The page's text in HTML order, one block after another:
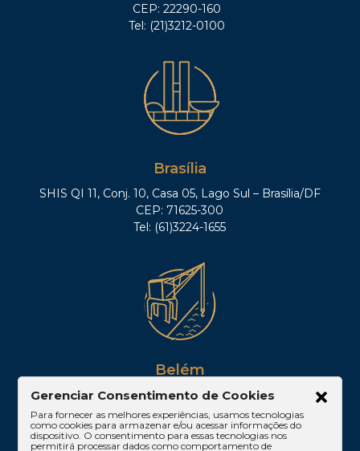
CEP: 22290-160
Tel: (21)3212-0100
Brasília
SHIS QI 11, Conj. 10, Casa 05, Lago Sul – Brasília/DF
CEP: 71625-300
Tel: (61)3224-1655
Belém
Av. Visconde de Souza Franco, 05, Sala 2102 –
Edifício Quadra Corporate, Umarizal – Belém/PA
CEP: 66053-000
Gerenciar Consentimento de Cookies
Para fornecer as melhores experiências, usamos tecnologias
como cookies para armazenar e/ou acessar informações do
dispositivo. O consentimento para essas tecnologias nos
permitirá processar dados como comportamento de